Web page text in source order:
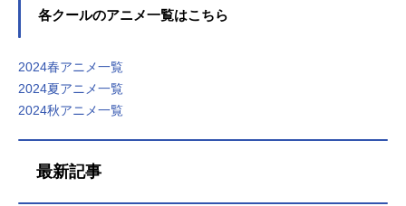
各クールのアニメ一覧はこちら
2024春アニメ一覧
2024夏アニメ一覧
2024秋アニメ一覧
最新記事